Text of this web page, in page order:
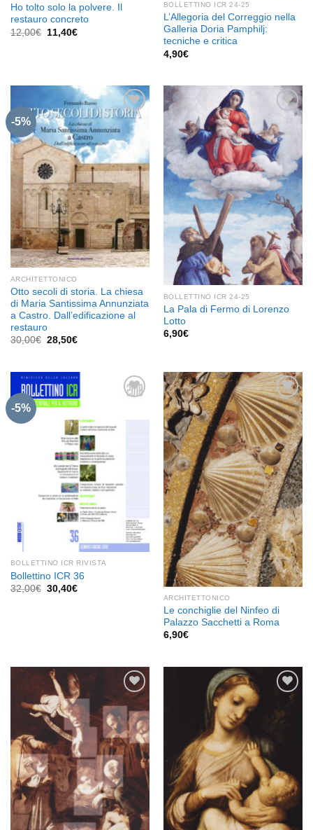
Ho tolto solo la polvere. Il
restauro concreto
12,00€
Il
prezzo
11,40€Il
BOLLETTINO ICR 24-25
L’Allegoria del Correggio nella
Galleria Doria Pamphilj:
tecniche e critica
4,90€
-5%
Aggiungi
alla lista
dei
desideri
ARCHITETTONICO
Otto secoli di storia. La chiesa
di Maria Santissima Annunziata
a Castro. Dall’edificazione al
restauro
30,00€ Il
30,00€.
28,50€Il
28,50€.
Aggiungi
alla lista
dei
desideri
BOLLETTINO ICR 24-25
La Pala di Fermo di Lorenzo
Lotto
6,90€
-5%
Aggiungi
desideri
BOLLETTINO ICR RIVISTA
Bollettino ICR 36
32,00€ Il
30,40€Il
Aggiungi
alla lista
dei
desideri
ARCHITETTONICO
Le conchiglie del Ninfeo di
Palazzo Sacchetti a Roma
6,90€
Aggiungi
alla lista
dei
desideri
desideri